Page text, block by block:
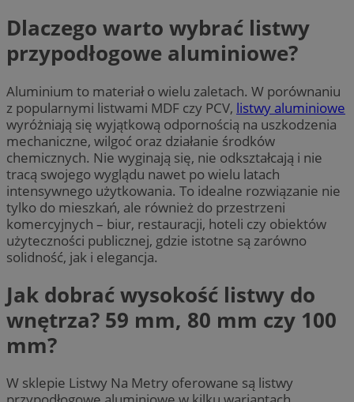
Dlaczego warto wybrać listwy
przypodłogowe aluminiowe?
Aluminium to materiał o wielu zaletach. W porównaniu
z popularnymi listwami MDF czy PCV, listwy aluminiowe
wyróżniają się wyjątkową odpornością na uszkodzenia
mechaniczne, wilgoć oraz działanie środków
chemicznych. Nie wyginają się, nie odkształcają i nie
tracą swojego wyglądu nawet po wielu latach
intensywnego użytkowania. To idealne rozwiązanie nie
tylko do mieszkań, ale również do przestrzeni
komercyjnych – biur, restauracji, hoteli czy obiektów
użyteczności publicznej, gdzie istotne są zarówno
solidność, jak i elegancja.
Jak dobrać wysokość listwy do
wnętrza? 59 mm, 80 mm czy 100
mm?
W sklepie Listwy Na Metry oferowane są listwy